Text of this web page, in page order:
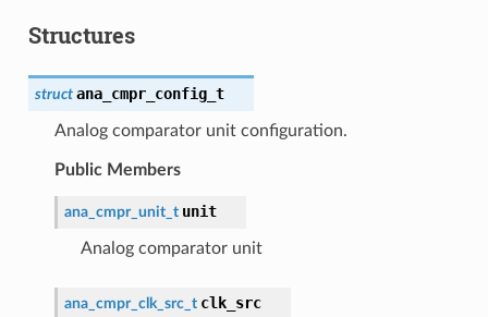
Structures
struct ana_cmpr_config_t
Analog comparator unit configuration.
Public Members
ana_cmpr_unit_t unit
Analog comparator unit
ana_cmpr_clk_src_t clk_src